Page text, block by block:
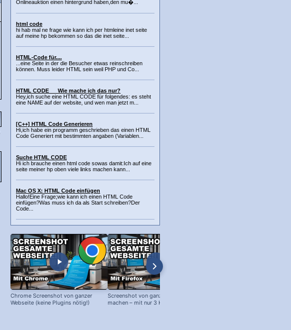
Onlineauktion einen hintergrund haben,den mu�...
html code
hi hab mal ne frage wie kann ich per htmleine inet seite
auf meine hp bekommen so das die inet seite...
HTML-Code für....
...eine Seite in der die Besucher etwas reinschreiben
können. Muss leider HTML sein weil PHP und Co...
HTML CODE __ Wie mache ich das nur?
Hey,ich suche eine HTML CODE für folgendes: es steht
eine NAME auf der website, und wen man jetzt m...
[C++] HTML Code Generieren
Hi,ich habe ein programm geschrieben das einen HTML
Code Generiert mit bestimmten angaben (Variablen...
Suche HTML CODE
Hi ich brauche einen html code sowas damit:Ich auf eine
seite meiner hp oben viele links machen kann...
Mac OS X: HTML Code einfügen
Hallo!Eine Frage;wie kann ich einen HTML Code
einfügen?Was muss ich da als Start schreiben?Der
Code...
Chrome Screenshot von ganzer
Webseite (keine Plugins nötig!)
Screenshot von ganzer Webseite
machen – mit nur 3 Klicks!